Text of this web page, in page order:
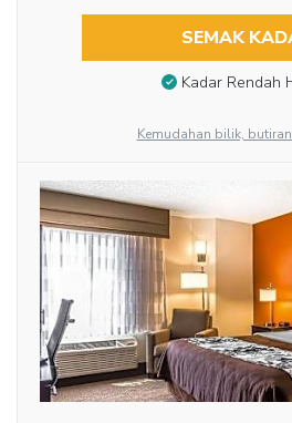
SEMAK
Kadar Rendah
Kemudahan bilik,